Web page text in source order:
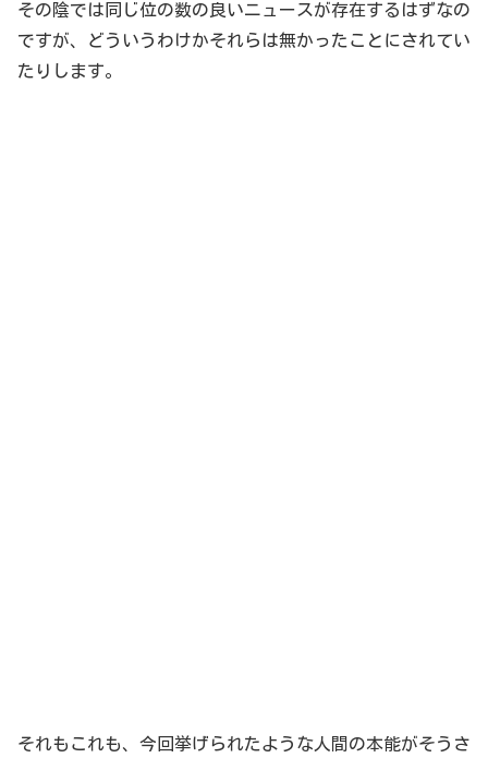
その陰では同じ位の数の良いニュースが存在するはずなの
ですが、どういうわけかそれらは無かったことにされてい
たりします。
それもこれも、今回挙げられたような人間の本能がそうさ